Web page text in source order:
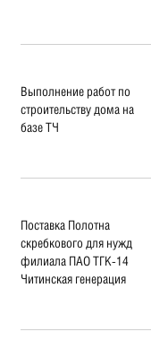
Выполнение работ по
строительству дома на
базе ТЧ
Поставка Полотна
скребкового для нужд
филиала ПАО ТГК-14
Читинская генерация